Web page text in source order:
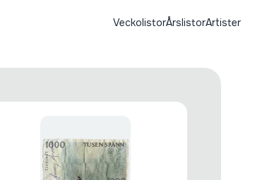
VeckolistorÅrslistorArtister